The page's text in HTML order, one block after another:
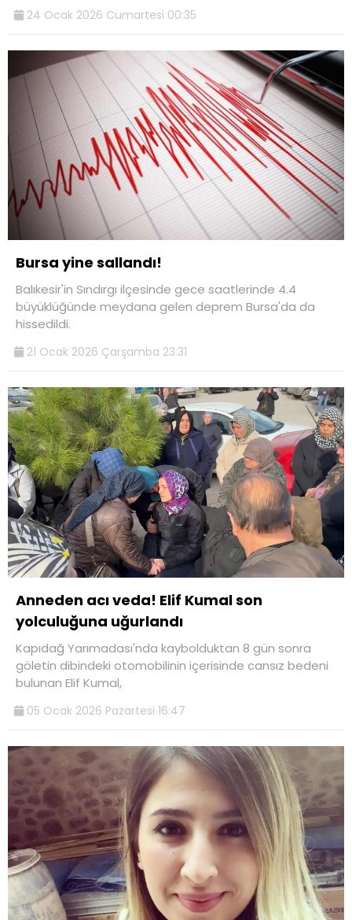
24 Ocak 2026 Cumartesi 00:35
Bursa yine sallandı!
Balıkesir'in Sındırgı ilçesinde gece saatlerinde 4.4
büyüklüğünde meydana gelen deprem Bursa'da da
hissedildi.
21 Ocak 2026 Çarşamba 23:31
Anneden acı veda! Elif Kumal son
yolculuğuna uğurlandı
Kapıdağ Yarımadası'nda kaybolduktan 8 gün sonra
göletin dibindeki otomobilinin içerisinde cansız bedeni
bulunan Elif Kumal,
05 Ocak 2026 Pazartesi 16:47